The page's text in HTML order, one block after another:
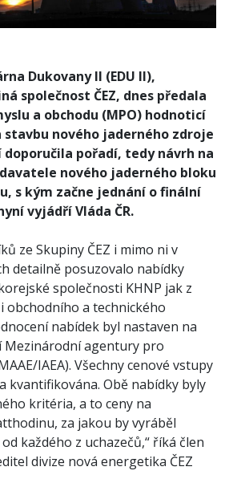
Dukovany II (EDU II),
společnost ČEZ, dnes předala
a obchodu (MPO) hodnoticí
stavbu nového jaderného zdroje
doporučila pořadí, tedy návrh na
nového jaderného bloku
s kým začne jednání o finální
vyjádří Vláda ČR.
ze Skupiny ČEZ i mimo ni v
detailně posuzovalo nabídky
společnosti KHNP jak z
obchodního a technického
nabídek byl nastaven na
Mezinárodní agentury pro
IAEA). Všechny cenové vstupy
kvantifikována. Obě nabídky byly
kritéria, a to ceny na
za jakou by vyráběl
každého z uchazečů,“ říká člen
divize nová energetika ČEZ